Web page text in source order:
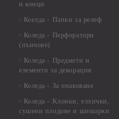
и конци
Коелда - Папки за релеф
Коледа - Перфоратори
(пънчове)
Коледа - Предмети и
елементи за декорация
Коледа - За опаковане
Коледа - Kлонки, елхички,
сушени плодове и шишарки